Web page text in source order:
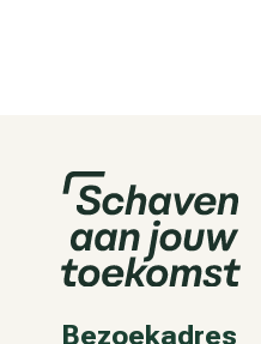
Bezoekadres